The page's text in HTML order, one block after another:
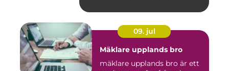
09. jul
Mäklare upplands bro
mäklare upplands bro är ett